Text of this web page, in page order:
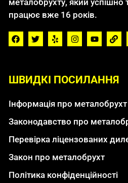
металобрухту, який успішно
працює вже 16 років.
ШВИДКІ ПОСИЛАННЯ
Інформація про металобрухт
Законодавство про
Перевірка ліцензованих
Закон про металобрухт
Політика конфіденційності